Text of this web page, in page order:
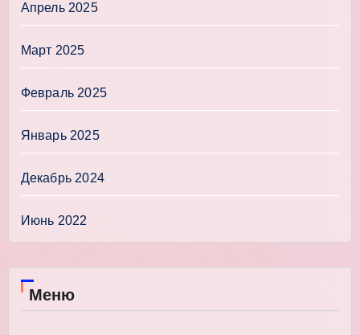
Апрель 2025
Март 2025
Февраль 2025
Январь 2025
Декабрь 2024
Июнь 2022
Меню